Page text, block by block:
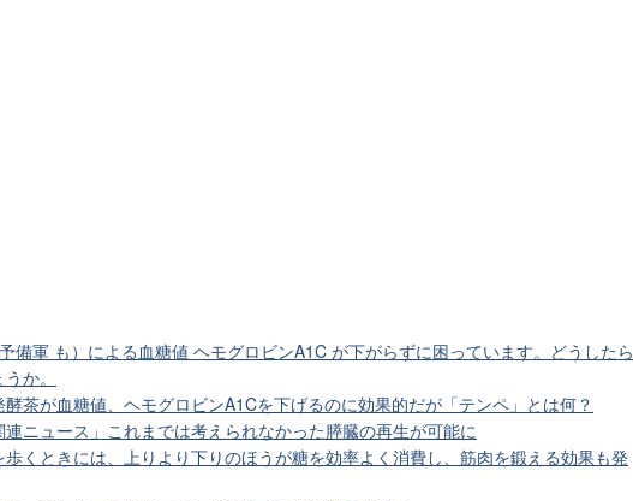
備軍 も）による血糖値 ヘモグロビンA1C が下がらずに困っています。どうしたら
か。
酵茶が血糖値、ヘモグロビンA1Cを下げるのに効果的だが「テンペ」とは何？
連ニュース」これまでは考えられなかった膵臓の再生が可能に
歩くときには、上りより下りのほうが糖を効率よく消費し、筋肉を鍛える効果も発